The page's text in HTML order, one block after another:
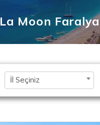
La Moon Faralya
İl Seçiniz